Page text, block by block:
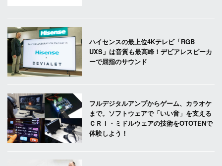
ハイセンスの最上位4Kテレビ「RGB
UXS」は音質も最高峰！デビアレスピーカ
ーで屈指のサウンド
フルデジタルアンプからゲーム、カラオケ
まで。ソフトウェアで「いい音」を支える
ＣＲＩ・ミドルウェアの技術をOTOTENで
体験しよう！